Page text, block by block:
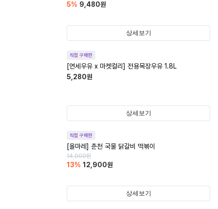
5% 9,480원
상세보기
직접 구매한
[연세우유 x 마켓컬리] 전용목장우유 1.8L
5,280원
상세보기
직접 구매한
[올마레] 춘천 국물 닭갈비 떡볶이
14,900원
13% 12,900원
상세보기